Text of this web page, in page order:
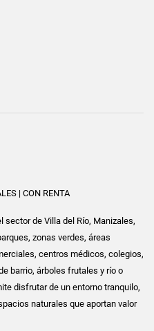
| CON RENTA
sector de Villa del Río, Manizales,
zonas verdes, áreas
centros médicos, colegios,
barrio, árboles frutales y río o
disfrutar de un entorno tranquilo,
naturales que aportan valor